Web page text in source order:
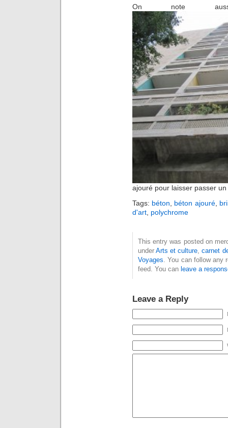
On note
ajouré pour laisser passer
Tags: béton, béton ajouré,
d'art, polychrome
This entry was posted on
underArts et culture,carnet
Voyages. You can follow any
feed. You can leave a
Leave a Reply